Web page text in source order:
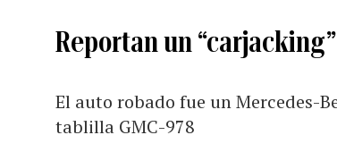
Reportan un
El auto robado fue un Mercedes-
tablilla GMC-978